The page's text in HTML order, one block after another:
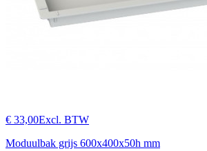
€ 33,00Excl. BTW
Moduulbak grijs 600x400x50h mm